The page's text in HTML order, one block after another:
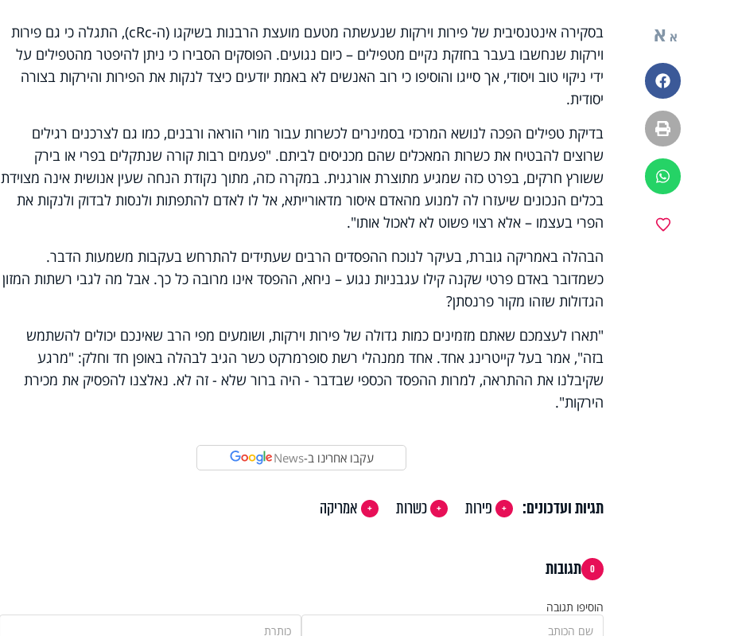
א א
פייסבוק
הדפסה
ווטסאפ
בסקירה אינטנסיבית של פירות וירקות שנעשתה מטעם מועצת הרבנות בשיקגו (ה-cRc), התגלה כי גם פירות
וירקות שנחשבו בעבר בחזקת נקיים מטפילים – כיום נגועים. הפוסקים הסבירו כי ניתן להיפטר מהטפילים על
ידי ניקוי טוב ויסודי, אך סייגו והוסיפו כי רוב האנשים לא באמת יודעים כיצד לנקות את הפירות והירקות בצורה
יסודית.
בדיקת טפילים הפכה לנושא המרכזי בסמינרים לכשרות עבור מורי הוראה ורבנים, כמו גם לצרכנים רגילים
שרוצים להבטיח את כשרות המאכלים שהם מכניסים לביתם. "פעמים רבות קורה שנתקלים בפרי או בירק
ששורץ חרקים, בפרט כזה שמגיע מתוצרת אורגנית. במקרה כזה, מתוך נקודת הנחה שעין אנושית אינה מצוידת
בכלים הנכונים שיעזרו לה למנוע מהאדם איסור מדאורייתא, אל לו לאדם להתפתות ולנסות לבדוק ולנקות את
הפרי בעצמו – אלא רצוי פשוט לא לאכול אותו".
הבהלה באמריקה גוברת, בעיקר לנוכח ההפסדים הרבים שעתידים להתרחש בעקבות משמעות הדבר.
כשמדובר באדם פרטי שקנה קילו עגבניות נגוע – ניחא, ההפסד אינו מרובה כל כך. אבל מה לגבי רשתות המזון
הגדולות שזהו מקור פרנסתן?
"תארו לעצמכם שאתם מזמינים כמות גדולה של פירות וירקות, ושומעים מפי הרב שאינכם יכולים להשתמש
בזה", אמר בעל קייטרינג אחד. אחד ממנהלי רשת סופרמרקט כשר הגיב לבהלה באופן חד וחלק: "מרגע
שקיבלנו את ההתראה, למרות ההפסד הכספי שבדבר - היה ברור שלא - זה לא. נאלצנו להפסיק את מכירת
הירקות".
עקבו אחרינו ב-News
תגיות ועדכונים: פירות כשרות אמריקה
0 תגובות
הוסיפו תגובה